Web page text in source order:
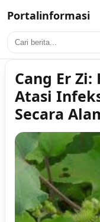
Portalinformasi
Cang Er
Atasi
Secara